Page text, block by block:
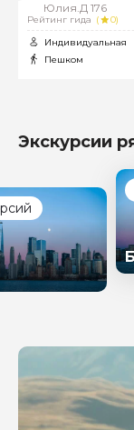
Юлия.Д 176
Рейтинг гида (
0)
Индивидуальная
Пешком
Экскурсии